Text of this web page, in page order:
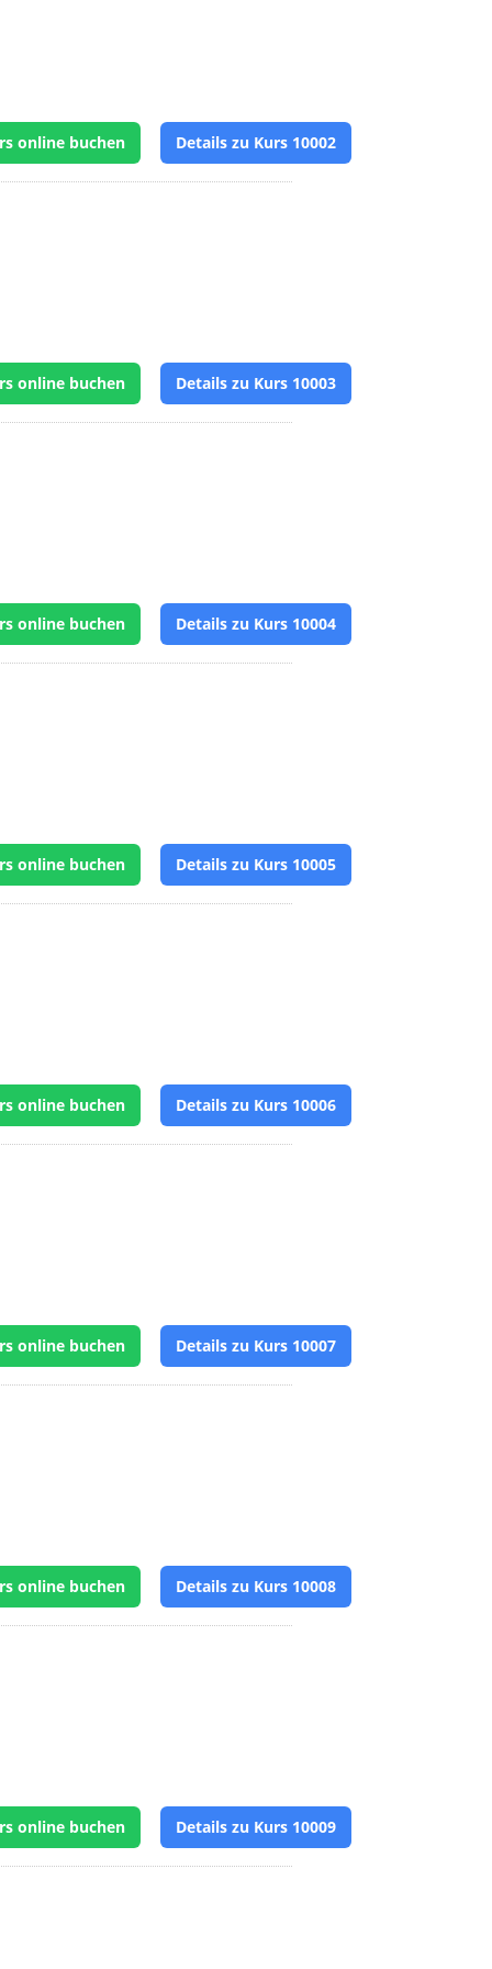
online buchen Details zu Kurs 10002
online buchen Details zu Kurs 10003
online buchen Details zu Kurs 10004
online buchen Details zu Kurs 10005
online buchen Details zu Kurs 10006
online buchen Details zu Kurs 10007
online buchen Details zu Kurs 10008
online buchen Details zu Kurs 10009